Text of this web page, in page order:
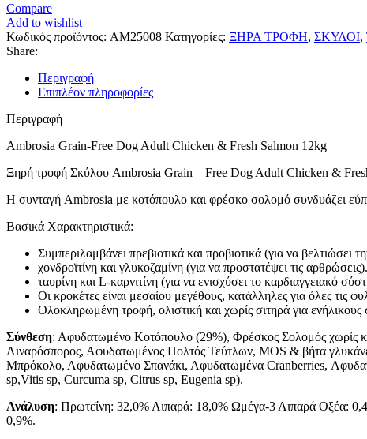
Compare
Add to wishlist
Κωδικός προϊόντος: AM25008 Κατηγορίες: ΞΗΡΑ ΤΡΟΦΗ, ΣΚΥΛΟΙ,
Share:
Περιγραφή
Επιπλέον πληροφορίες
Περιγραφή
Ambrosia Grain-Free Dog Adult Chicken & Fresh Salmon 12kg
Ξηρή τροφή Σκύλου Ambrosia Grain – Free Dog Adult Chicken &
Η συνταγή Ambrosia με κοτόπουλο και φρέσκο σολομό συνδυάζει
Βασικά Χαρακτηριστικά:
Συμπεριλαμβάνει πρεβιοτικά και προβιοτικά (για να βελτιώσει
χονδροϊτίνη και γλυκοζαμίνη (για να προστατέψει τις αρθρώσεις).
ταυρίνη και L-καρνιτίνη (για να ενισχύσει το καρδιαγγειακό
Οι κροκέτες είναι μεσαίου μεγέθους, κατάλληλες για όλες τις
Ολοκληρωμένη τροφή, ολιστική και χωρίς σιτηρά για ενήλικους
Σύνθεση: Αφυδατωμένο Κοτόπουλο (29%), Φρέσκος Σολομός χωρίς
Λιναρόσπορος, Αφυδατωμένος Πολτός Τεύτλων, MOS & βήτα
Μπρόκολο, Αφυδατωμένο Σπανάκι, Αφυδατωμένα Cranberries,
sp,Vitis sp, Curcuma sp, Citrus sp, Eugenia sp).
Ανάλυση: Πρωτεΐνη: 32,0% Λιπαρά: 18,0% Ωμέγα-3 Λιπαρά Οξέα:
0,9%.